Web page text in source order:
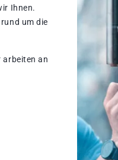
Ihnen.
um die
arbeiten an